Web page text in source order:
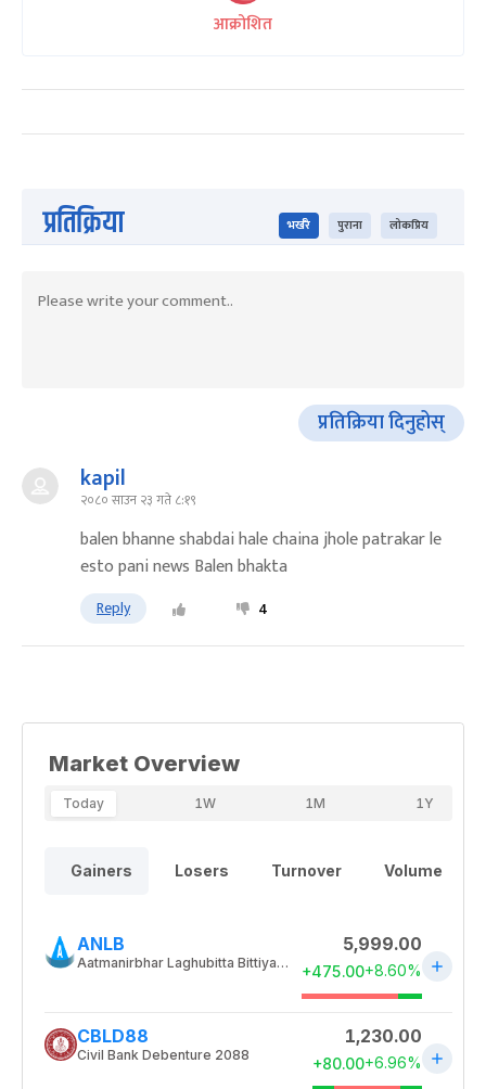
आक्रोशित
प्रतिक्रिया भर्खरै पुराना लोकप्रिय
प्रतिक्रिया दिनुहोस्
kapil
२०८० साउन २३ गते ८:१९
balen bhanne shabdai hale chaina jhole patrakar le
esto pani news Balen bhakta
Reply 4